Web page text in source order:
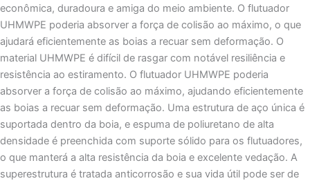
econômica, duradoura e amiga do meio ambiente. O flutuador
UHMWPE poderia absorver a força de colisão ao máximo, o que
ajudará eficientemente as boias a recuar sem deformação. O
material UHMWPE é difícil de rasgar com notável resiliência e
resistência ao estiramento. O flutuador UHMWPE poderia
absorver a força de colisão ao máximo, ajudando eficientemente
as boias a recuar sem deformação. Uma estrutura de aço única é
suportada dentro da boia, e espuma de poliuretano de alta
densidade é preenchida com suporte sólido para os flutuadores,
o que manterá a alta resistência da boia e excelente vedação. A
superestrutura é tratada anticorrosão e sua vida útil pode ser de